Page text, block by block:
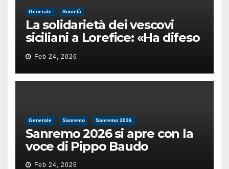
Generale Società
La solidarietà dei vescovi
siciliani a Lorefice: «Ha difeso
il valore e la dignità
dell’umanità»
Feb 24, 2026
Generale Sanremo Sanremo 2026
Sanremo 2026 si apre con la
voce di Pippo Baudo
Feb 24, 2026